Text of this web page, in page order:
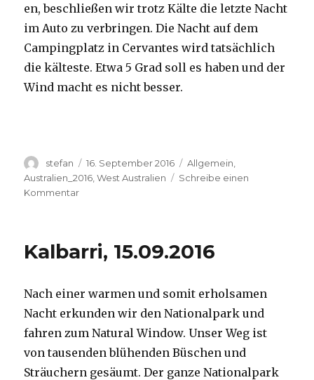
en, beschließen wir trotz Kälte die letzte Nacht
im Auto zu verbringen. Die Nacht auf dem
Campingplatz in Cervantes wird tatsächlich
die kälteste. Etwa 5 Grad soll es haben und der
Wind macht es nicht besser.
Autor
stefan
Veröffentlicht
am
16. September 2016 Kategorien
Allgemein
Australien_2016 ,West Australien
Schreibe einen
Kommentarzu
Kalbarri, 15.09.2016
Nach einer warmen und somit erholsamen
Nacht erkunden wir den Nationalpark und
fahren zum Natural Window. Unser Weg ist
von tausenden blühenden Büschen und
Sträuchern gesäumt. Der ganze Nationalpark